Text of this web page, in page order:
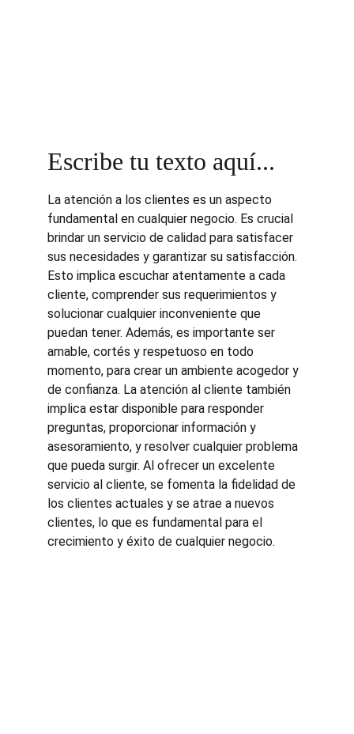
La atención a los clientes es un aspecto
fundamental en cualquier negocio. Es crucial
brindar un servicio de calidad para satisfacer
sus necesidades y garantizar su satisfacción.
Esto implica escuchar atentamente a cada
cliente, comprender sus requerimientos y
solucionar cualquier inconveniente que
puedan tener. Además, es importante ser
amable, cortés y respetuoso en todo
momento, para crear un ambiente acogedor y
de confianza. La atención al cliente también
implica estar disponible para responder
preguntas, proporcionar información y
asesoramiento, y resolver cualquier problema
que pueda surgir. Al ofrecer un excelente
servicio al cliente, se fomenta la fidelidad de
los clientes actuales y se atrae a nuevos
clientes, lo que es fundamental para el
crecimiento y éxito de cualquier negocio.
Escribe tu texto aquí...